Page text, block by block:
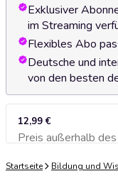
Exklusiver
im Streaming
Flexibles Abo
Deutsche und
von den besten
12,99 €
Preis außerhalbZum
Startseite Bildung und